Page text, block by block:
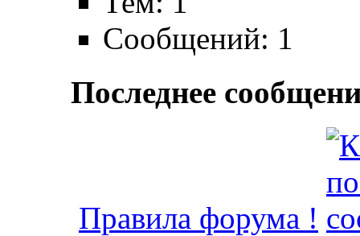
Сообщений: 1
Последнее
Правила форума !